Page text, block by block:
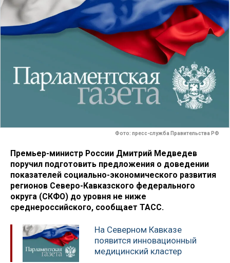
Фото: пресс-служба Правительства РФ
Премьер-министр России Дмитрий Медведев
поручил подготовить предложения о доведении
показателей социально-экономического развития
регионов Северо-Кавказского федерального
округа (СКФО) до уровня не ниже
среднероссийского, сообщает ТАСС.
На Северном Кавказе
появится инновационный
медицинский кластер